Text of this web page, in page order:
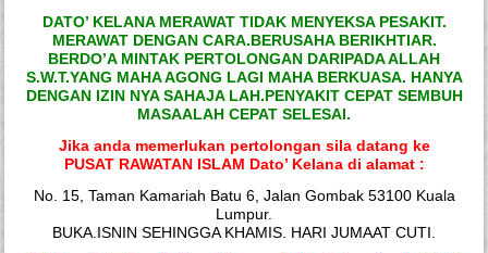
DATO’ KELANA MERAWAT TIDAK MENYEKSA PESAKIT.
MERAWAT DENGAN CARA.BERUSAHA BERIKHTIAR.
BERDO’A MINTAK PERTOLONGAN DARIPADA ALLAH
S.W.T.YANG MAHA AGONG LAGI MAHA BERKUASA. HANYA
DENGAN IZIN NYA SAHAJA LAH.PENYAKIT CEPAT SEMBUH
MASAALAH CEPAT SELESAI.
Jika anda memerlukan pertolongan sila datang ke
PUSAT RAWATAN ISLAM Dato’ Kelana di alamat :
No. 15, Taman Kamariah Batu 6, Jalan Gombak 53100 Kuala
Lumpur.
BUKA.ISNIN SEHINGGA KHAMIS. HARI JUMAAT CUTI.